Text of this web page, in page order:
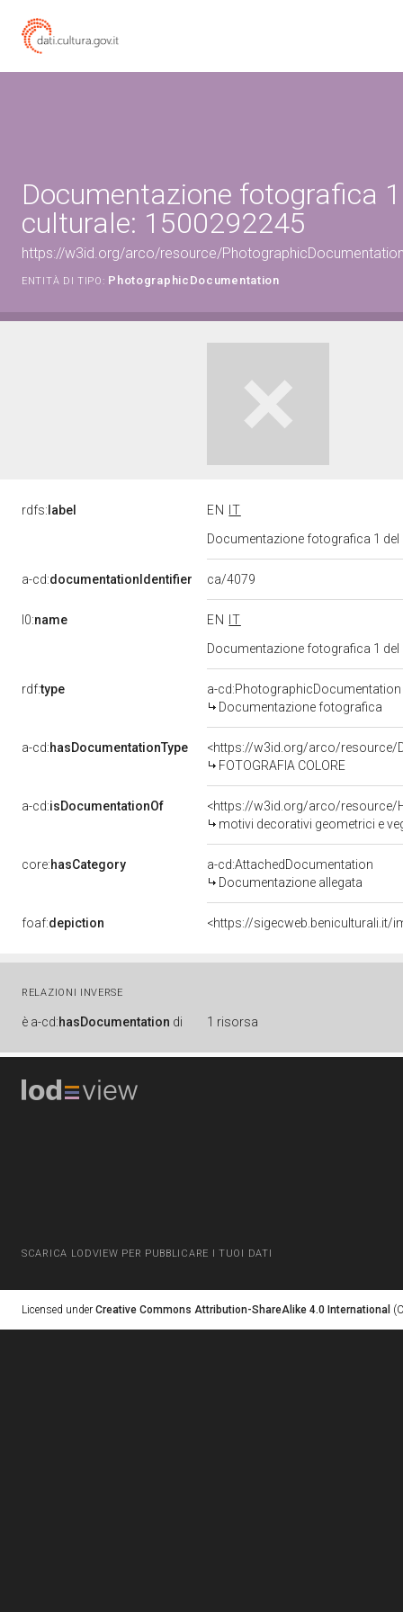
Documentazione fotografica
culturale: 1500292245
https://w3id.org/arco/resource/
ENTITÀ DI TIPO: PhotographicDocumentation
rdfs: label EN
IT
Documentazione fotografica 1
a-cd:documentationIdentifier ca/4079
l0:name EN
IT
Documentazione fotografica 1
rdf:type
a-cd:PhotographicDocumentation
Documentazione fotografica
a-cd:hasDocumentationType
<https://w3id.org/arco/resource/
FOTOGRAFIA COLORE
a-cd:isDocumentationOf
<https://w3id.org/arco/resource/
motivi decorativi geometrici e
core:hasCategory
a-cd:AttachedDocumentation
Documentazione allegata
foaf:depiction <https://sigecweb.beniculturali.it/
RELAZIONI INVERSE
è a-cd:hasDocumentation di 1 risorsa
SCARICA LODVIEW PER PUBBLICARE I TUOI DATI
Licensed under Creative Commons Attribution-ShareAlike 4.0 International